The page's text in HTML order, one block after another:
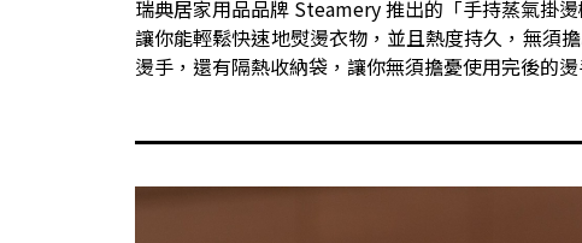
瑞典居家用品品牌 Steamery 推出的「手持蒸氣掛
讓你能輕鬆快速地熨燙衣物，並且熱度持久，無須
燙手，還有隔熱收納袋，讓你無須擔憂使用完後的燙